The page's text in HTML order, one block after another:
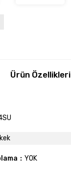
Ürün Özellikleri
YOK